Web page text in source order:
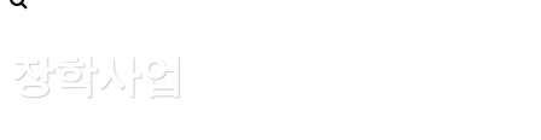
장학사업